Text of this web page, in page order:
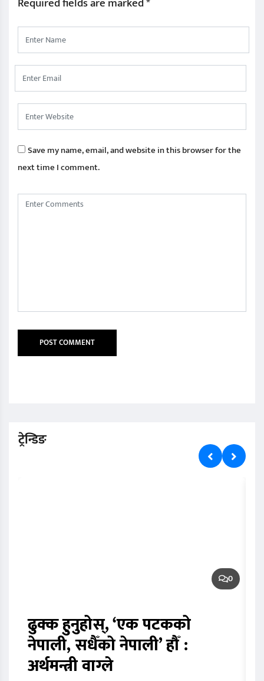
Save my name, email, and website in this browser for the
next time I comment.
ट्रेन्डिङ
0
ढुक्क हुनुहोस्, ‘एक पटकको
नेपाली, सधैँको नेपाली’ हौँ :
अर्थमन्त्री वाग्ले